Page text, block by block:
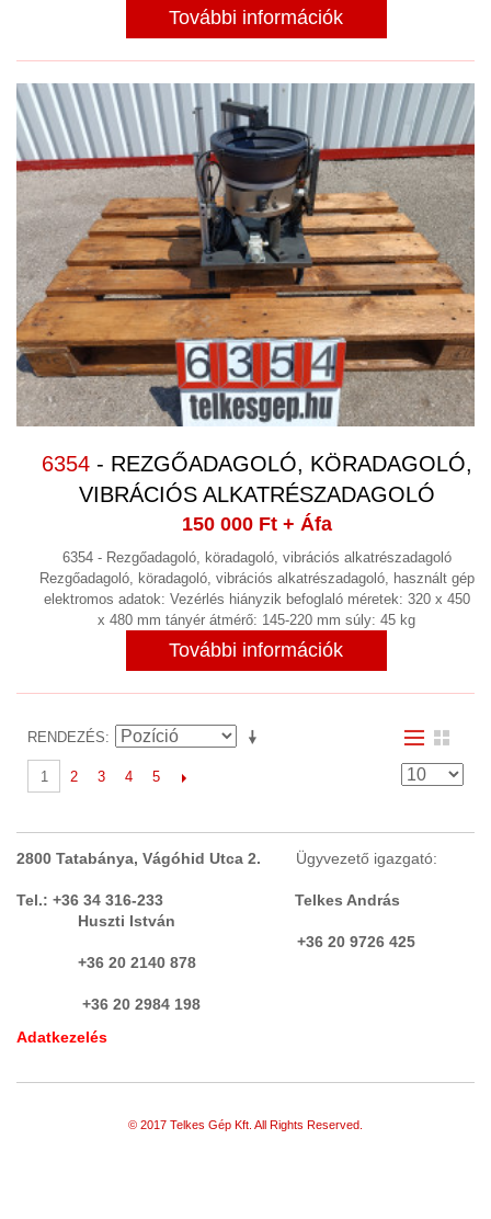
További információk
6354- REZGŐADAGOLÓ, KÖRADAGOLÓ,
VIBRÁCIÓS ALKATRÉSZADAGOLÓ
150 000 Ft+ Áfa
6354 - Rezgőadagoló, köradagoló, vibrációs alkatrészadagoló
Rezgőadagoló, köradagoló, vibrációs alkatrészadagoló, használt gép
elektromos adatok: Vezérlés hiányzik befoglaló méretek: 320 x 450
x 480 mm tányér átmérő: 145-220 mm súly: 45 kg
További információk
RENDEZÉS
1 2 3 4 5
2800 Tatabánya, Vágóhid Utca 2. Ügyvezető igazgató:
Tel.: +36 34 316-233 Telkes András
Huszti István
+36 20 9726 425
+36 20 2140 878
+36 20 2984 198
Adatkezelés
© 2017 Telkes Gép Kft. All Rights Reserved.